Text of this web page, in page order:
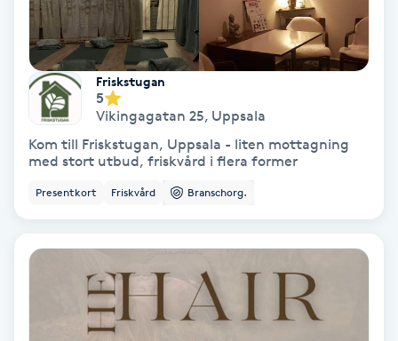
Enzympeeling
Extensions
Extensions borttagning
Face framing
Faceliftmassage
Friskstugan
5
Vikingagatan 25, Uppsala
Kom till Friskstugan, Uppsala - liten mottagning
med stort utbud, friskvård i flera former
Presentkort Friskvård Branschorg.